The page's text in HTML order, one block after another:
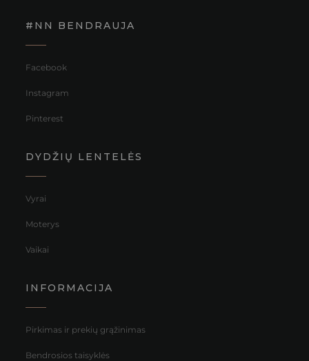
#NN BENDRAUJA
Facebook
Instagram
Pinterest
DYDŽIŲ LENTELĖS
Vyrai
Moterys
Vaikai
INFORMACIJA
Pirkimas ir prekių grąžinimas
Bendrosios taisyklės